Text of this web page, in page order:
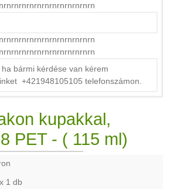
bármi kérdése van kérem
+421948105105 telefonszámon.
kupakkal,
PET - ( 115 ml)
x 1 db